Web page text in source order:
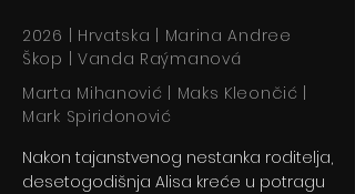
2026 | Hrvatska | Marina Andree
Škop | Vanda Raýmanová
Marta Mihanović | Maks Kleončić |
Mark Spiridonović
Nakon tajanstvenog nestanka roditelja,
desetogodišnja Alisa kreće u potragu